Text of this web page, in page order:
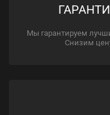
Мы гарантируем
Снизим